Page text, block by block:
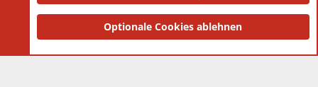
Community platform by XenForo® © 2010-2025 XenForo Ltd.
and add-ons by ThemeHouse
Optionale Cookies ablehnen